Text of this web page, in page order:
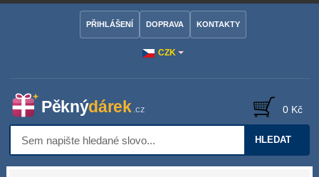
CZK
PŘIHLÁŠENÍ DOPRAVA KONTAKTY
HLEDAT
0 Kč